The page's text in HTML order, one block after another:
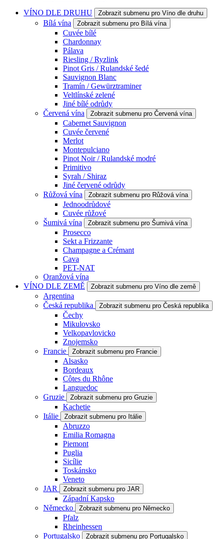
VÍNO DLE DRUHU Zobrazit submenu pro Víno dle druhu
Bílá vína Zobrazit submenu pro Bílá vína
Cuvée bílé
Chardonnay
Pálava
Riesling / Ryzlink
Pinot Gris / Rulandské šedé
Sauvignon Blanc
Tramín / Gewürztraminer
Veltlínské zelené
Jiné bílé odrůdy
Červená vína
Zobrazit submenu pro Červená vína
Cabernet Sauvignon
Cuvée červené
Merlot
Montepulciano
Pinot Noir / Rulandské modré
Primitivo
Syrah / Shiraz
Jiné červené odrůdy
Růžová vína
Zobrazit submenu pro Růžová vína
Jednoodrůdové
Cuvée růžové
Šumivá vína
Zobrazit submenu pro Šumivá vína
Prosecco
Sekt a Frizzante
Champagne a Crémant
Cava
PET-NAT
Oranžová vína
VÍNO DLE ZEMĚ
Zobrazit submenu pro Víno dle země
Argentina
Česká republika
Zobrazit submenu pro Česká republika
Čechy
Mikulovsko
Velkopavlovicko
Znojemsko
Francie
Zobrazit submenu pro Francie
Alsasko
Bordeaux
Côtes du Rhône
Languedoc
Gruzie
Zobrazit submenu pro Gruzie
Kachetie
Itálie
Zobrazit submenu pro Itálie
Abruzzo
Emilia Romagna
Piemont
Puglia
Sicílie
Toskánsko
Veneto
JAR
Zobrazit submenu pro JAR
Západní Kapsko
Německo
Zobrazit submenu pro Německo
Pfalz
Rheinhessen
Portugalsko
Zobrazit submenu pro Portugalsko